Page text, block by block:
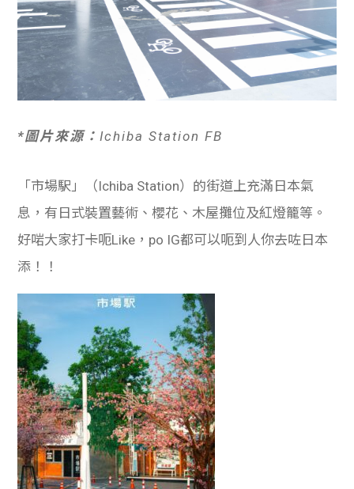
*圖片來源： Ichiba Station FB
「市場駅」（Ichiba Station）的街道上充滿日本氣
息，有​​日式裝置藝術、櫻花、木屋攤位及紅燈籠等。
好啱大家打卡呃Like，po IG都可以呃到人你去咗日本
添！！